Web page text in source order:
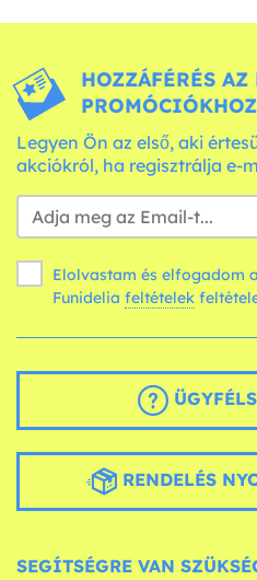
HOZZÁFÉRÉS
Legyen Ön az első, aki
akciókról, ha regisztrálja e-
Elolvastam és elfogadom
Funidelia feltételek
RENDELÉS
SEGÍTSÉGRE VAN